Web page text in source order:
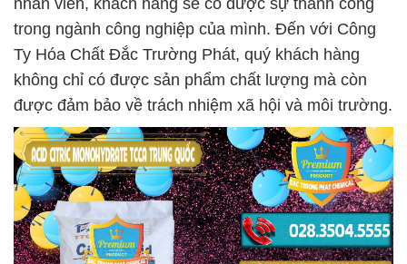
nhân viên, khách hàng sẽ có được sự thành công
trong ngành công nghiệp của mình. Đến với Công
Ty Hóa Chất Đắc Trường Phát, quý khách hàng
không chỉ có được sản phẩm chất lượng mà còn
được đảm bảo về trách nhiệm xã hội và môi trường.